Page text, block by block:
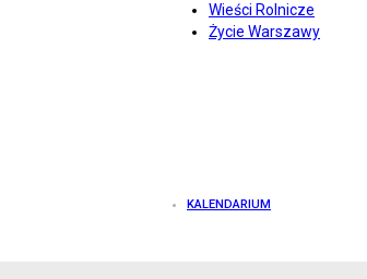
Wieści Rolnicze
Życie Warszawy
KALENDARIUM